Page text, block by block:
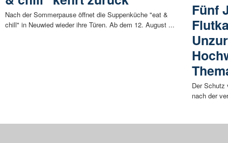
Nach der Sommerpause öffnet die Suppenküche "eat &
chill" in Neuwied wieder ihre Türen. Ab dem 12. August ...
Fünf
Der Schutz
nach der